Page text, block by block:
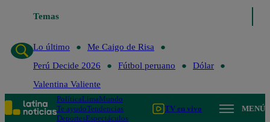
Temas
Lo último
Lo último
Me Caigo de Risa
Perú Decide 2026
Fútbol peruano
Dólar
Valentina Valiente
PolíticaLimaMundo
Te ayudoTendencias
DeportesEspectáculos
TV en vivo MENÚ